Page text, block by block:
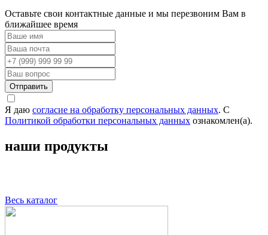
Оставьте свои контактные данные и мы перезвоним Вам в
ближайшее время
Отправить
Я даю согласие на обработку персональных данных. С
Политикой обработки персональных данных ознакомлен(а).
наши продукты
Весь каталог